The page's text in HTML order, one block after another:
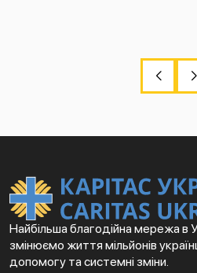
Найбільша благодійна мережа в
змінюємо життя мільйонів
допомогу та системні зміни.